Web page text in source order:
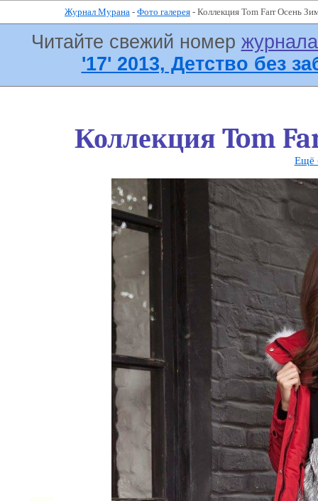
Журнал Мурана - Фото галерея - Коллекция Tom Farr Осень
Читайте свежий номер
'17' 2013, Детство без
Коллекция Tom
Ещё